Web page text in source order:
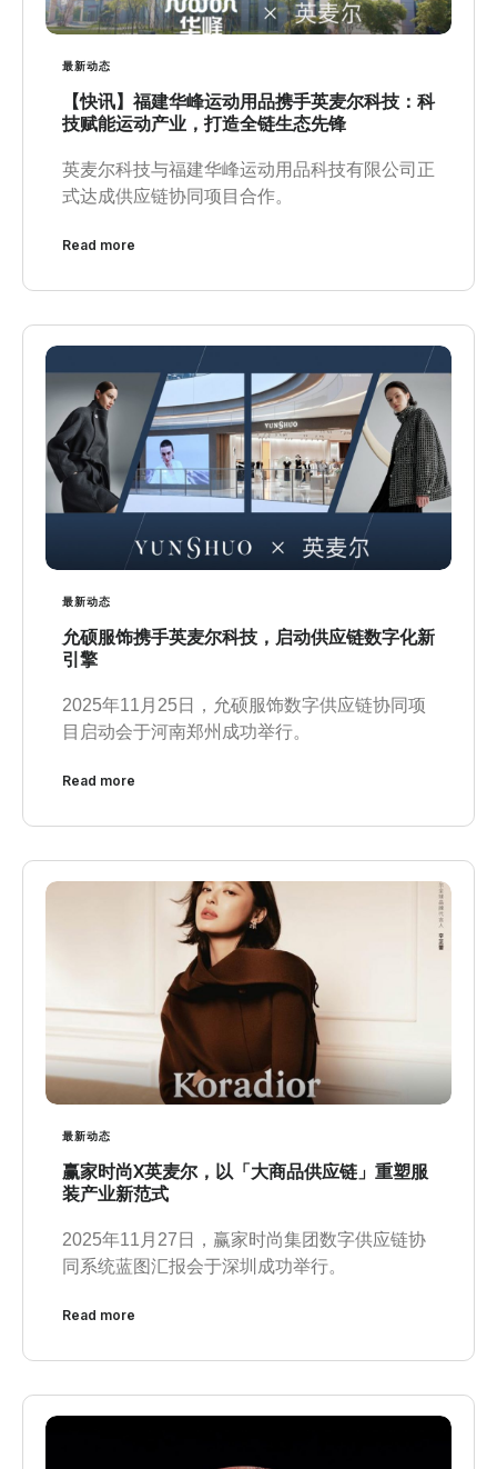
最新动态
【快讯】福建华峰运动用品携手英麦尔科技：科
技赋能运动产业，打造全链生态先锋
英麦尔科技与福建华峰运动用品科技有限公司正
式达成供应链协同项目合作。
Read more
最新动态
允硕服饰携手英麦尔科技，启动供应链数字化新
引擎
2025年11月25日，允硕服饰数字供应链协同项
目启动会于河南郑州成功举行。
Read more
最新动态
赢家时尚X英麦尔，以「大商品供应链」重塑服
装产业新范式
2025年11月27日，赢家时尚集团数字供应链协
同系统蓝图汇报会于深圳成功举行。
Read more